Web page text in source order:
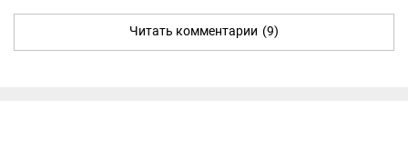
Читать комментарии (9)